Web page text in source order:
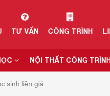
TƯ VẤN CÔNG TRÌNH
NỘI THẤT CÔNG TRÌNH
sinh liền giá